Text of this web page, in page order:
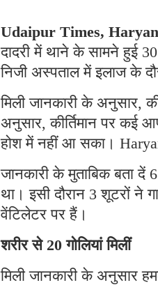
Udaipur Times,
दादरी में थाने के सामने हुई
निजी अस्पताल में इलाज के
मिली जानकारी के अनुसार,
अनुसार, कीर्तिमान पर कई
होश में नहीं आ सका।
जानकारी के मुताबिक बता दें
था। इसी दौरान 3 शूटरों ने
वेंटिलेटर पर हैं।
शरीर से 20 गोलियां मिलीं
मिली जानकारी के अनुसार